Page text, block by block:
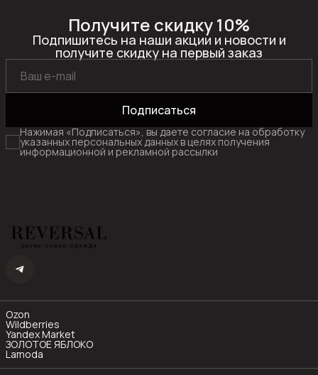
Получите скидку 10%
Подпишитесь на наши акции и новости и
получите скидку на первый заказ
Подписаться
Нажимая «Подписаться», вы даете согласие на обработку
указанных персональных данных в целях получения
информационной и рекламной рассылки
Ozon
Wildberries
Yandex Market
ЗОЛОТОЕ ЯБЛОКО
Lamoda